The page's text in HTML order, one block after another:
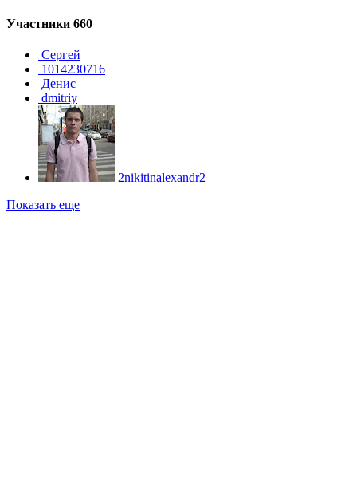
Участники 660
Сергей
1014230716
Денис
dmitriy
2nikitinalexandr2
Показать еще